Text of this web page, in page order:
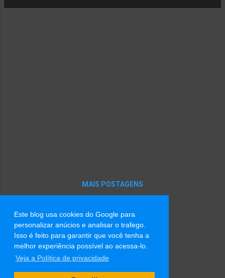
Este blog usa cookies do Google para
personalizar anúcios e analisar o trafego.
Isso é feito para garantir que você tenha a
melhor experiência possível ao acessa-lo.
Veja a Política de privacidade
MAIS POSTAGENS
Tecnologia do Blogger
Imagens de tema por